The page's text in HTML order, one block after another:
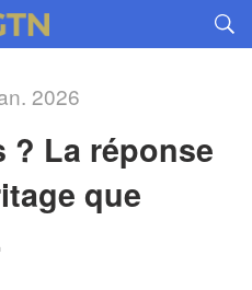
2026
? La réponse
que